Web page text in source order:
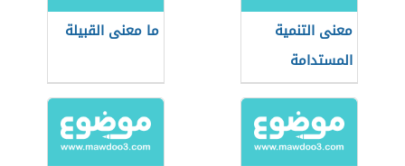
معنى التنمية
المستدامة
ما معنى القبيلة